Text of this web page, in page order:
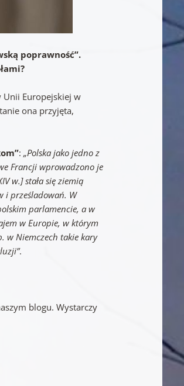
poprawność”.
Unii Europejskiej w
ona przyjęta,
: „Polska jako jedno z
Francji wprowadzono je
w.] stała się ziemią
i prześladowań. W
parlamencie, a w
w Europie, w którym
w Niemczech takie kary
.
blogu. Wystarczy